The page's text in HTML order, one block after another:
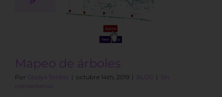
de árboles
Mapeo de árboles
Por Gladys Toribio | octubre 14th, 2019 | BLOG | Sin
comentarios